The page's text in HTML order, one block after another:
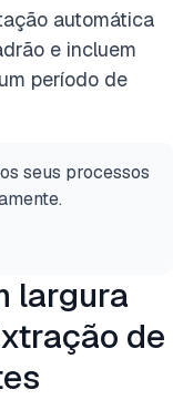
automática
e incluem
período de
seus processos
largura
de